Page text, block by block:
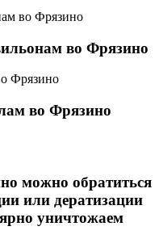
во Фрязино
во Фрязино
можно обратиться
или дератизации
уничтожаем